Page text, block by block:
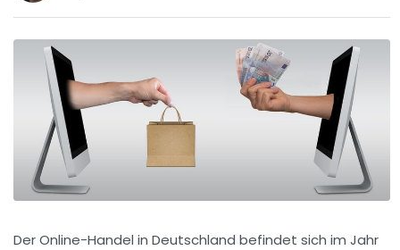
Der Online-Handel in Deutschland befindet sich im Jahr